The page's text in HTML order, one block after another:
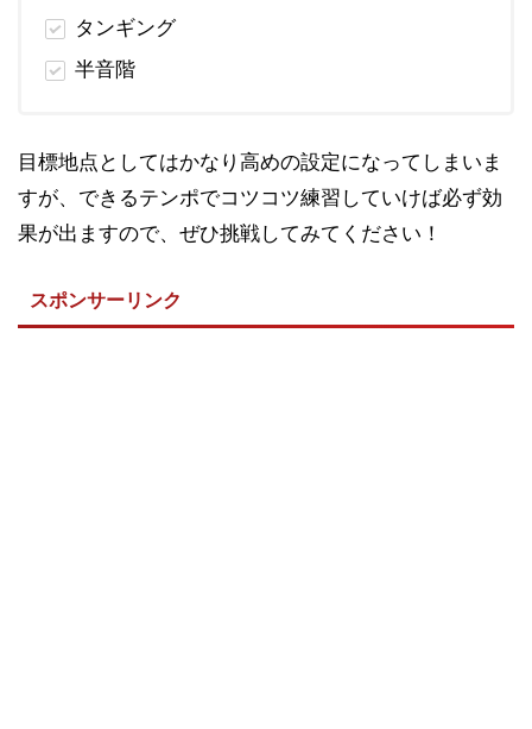
タンギング
半音階
目標地点としてはかなり高めの設定になってしまいま
すが、できるテンポでコツコツ練習していけば必ず効
果が出ますので、ぜひ挑戦してみてください！
スポンサーリンク